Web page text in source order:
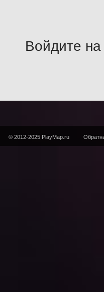
Войдите на
© 2012-2025 PlayMap.ru